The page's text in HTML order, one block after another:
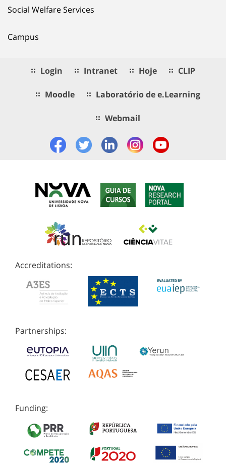
Social Welfare Services
Campus
Login Intranet Hoje CLIP
Moodle Laboratório de e.Learning
Webmail
Accreditations:
Partnerships:
Funding: